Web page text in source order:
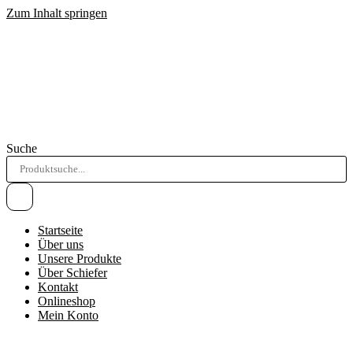
Zum Inhalt springen
Suche
Startseite
Über uns
Unsere Produkte
Über Schiefer
Kontakt
Onlineshop
Mein Konto